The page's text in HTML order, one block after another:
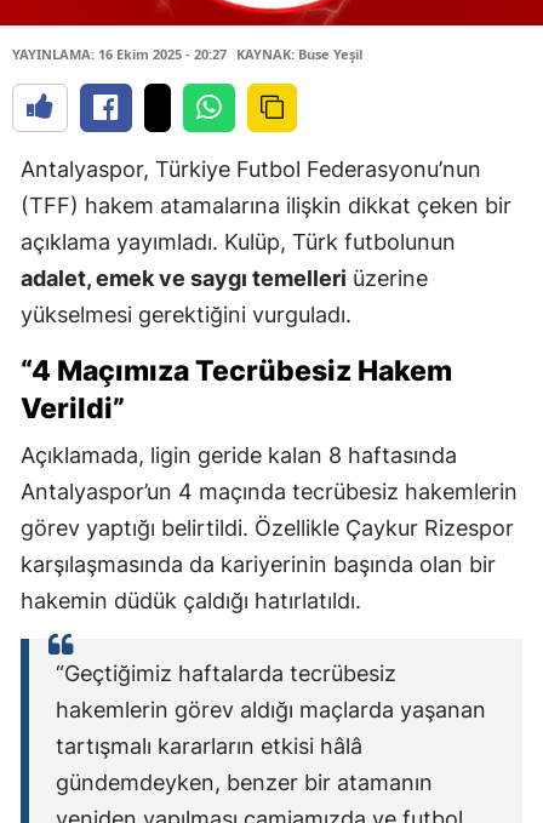
YAYINLAMA: 16 Ekim 2025 - 20:27 KAYNAK: Buse Yeşil
Antalyaspor, Türkiye Futbol Federasyonu’nun
(TFF) hakem atamalarına ilişkin dikkat çeken bir
açıklama yayımladı. Kulüp, Türk futbolunun
adalet, emek ve saygı temelleri üzerine
yükselmesi gerektiğini vurguladı.
“4 Maçımıza Tecrübesiz Hakem
Verildi”
Açıklamada, ligin geride kalan 8 haftasında
Antalyaspor’un 4 maçında tecrübesiz hakemlerin
görev yaptığı belirtildi. Özellikle Çaykur Rizespor
karşılaşmasında da kariyerinin başında olan bir
hakemin düdük çaldığı hatırlatıldı.
“Geçtiğimiz haftalarda tecrübesiz
hakemlerin görev aldığı maçlarda yaşanan
tartışmalı kararların etkisi hâlâ
gündemdeyken, benzer bir atamanın